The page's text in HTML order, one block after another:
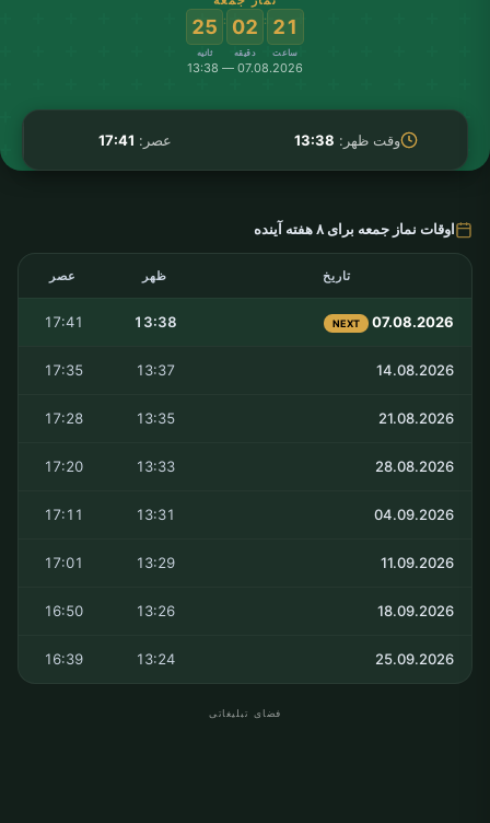
21
ساعت
:
02
دقیقه
:
25
ثانیه
07.08.2026 — 13:38
وقت ظهر: 13:38 عصر: 17:41
اوقات نماز جمعه برای ۸ هفته آینده
تاریخ ظهر عصر
07.08.2026
NEXT
13:38
17:41
14.08.2026
13:37
17:35
21.08.2026
13:35
17:28
28.08.2026
13:33
17:20
04.09.2026
13:31
17:11
11.09.2026
13:29
17:01
18.09.2026
13:26
16:50
25.09.2026
13:24
16:39
فضای تبلیغاتی